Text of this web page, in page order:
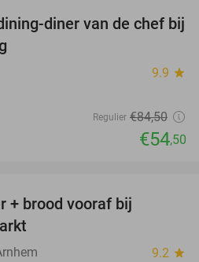
36%
diner van de chef bij
9.9 star
Regulier €84,50
€54,50
+ brood vooraf bij
9.2 star